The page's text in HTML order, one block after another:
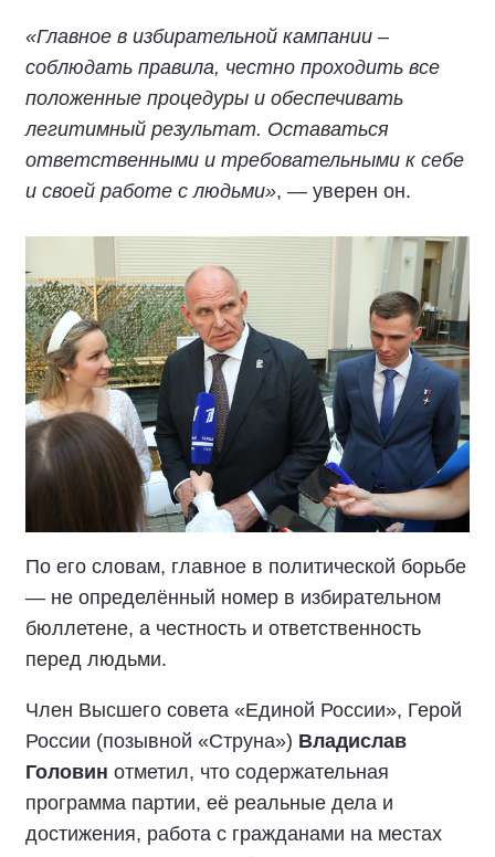
«Главное в избирательной кампании –
соблюдать правила, честно проходить все
положенные процедуры и обеспечивать
легитимный результат. Оставаться
ответственными и требовательными к себе
и своей работе с людьми», — уверен он.
По его словам, главное в политической борьбе
— не определённый номер в избирательном
бюллетене, а честность и ответственность
перед людьми.
Член Высшего совета «Единой России», Герой
России (позывной «Струна») Владислав
Головин отметил, что содержательная
программа партии, её реальные дела и
достижения, работа с гражданами на местах